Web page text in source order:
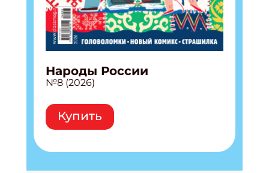
Народы России
№8 (2026)
Купить